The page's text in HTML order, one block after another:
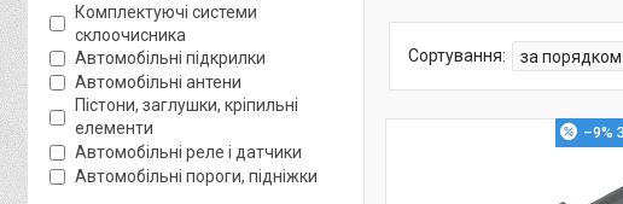
–9%
Комплектуючі системи
склоочисника
Автомобільні підкрилки
Автомобільні антени
Пістони, заглушки, кріпильні
елементи
Автомобільні реле і датчики
Автомобільні пороги, підніжки